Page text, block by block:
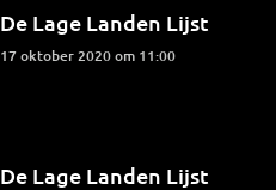
De Lage Landen Lijst
17 oktober 2020 om 11:00
De Lage Landen Lijst